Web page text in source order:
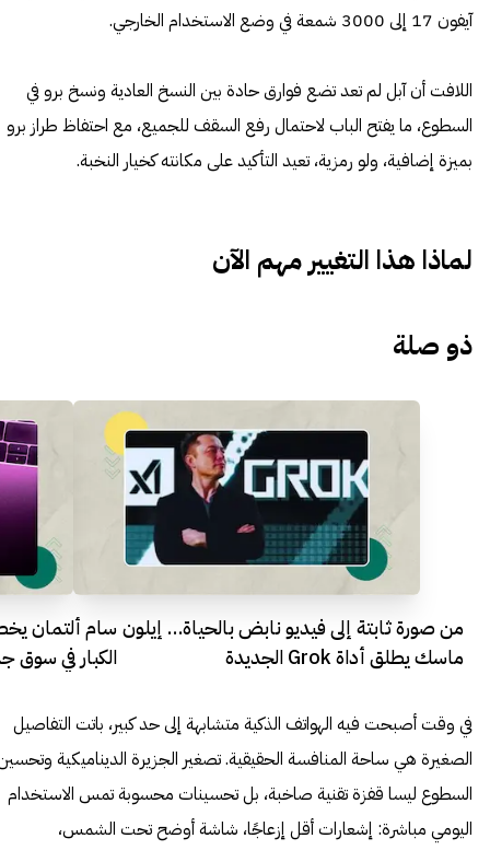
آيفون 17 إلى 3000 شمعة في وضع الاستخدام الخارجي.
اللافت أن آبل لم تعد تضع فوارق حادة بين النسخ العادية ونسخ برو في
السطوع، ما يفتح الباب لاحتمال رفع السقف للجميع، مع احتفاظ طراز برو
بميزة إضافية، ولو رمزية، تعيد التأكيد على مكانته كخيار النخبة.
لماذا هذا التغيير مهم الآن
ذو صلة
من صورة ثابتة إلى فيديو نابض بالحياة… إيلون
ماسك يطلق أداة Grok الجديدة
سام ألتمان
الكبار في سوق
في وقت أصبحت فيه الهواتف الذكية متشابهة إلى حد كبير، باتت التفاصيل
الصغيرة هي ساحة المنافسة الحقيقية. تصغير الجزيرة الديناميكية
السطوع ليسا قفزة تقنية صاخبة، بل تحسينات محسوبة تمس الاستخدام
اليومي مباشرة: إشعارات أقل إزعاجًا، شاشة أوضح تحت الشمس،